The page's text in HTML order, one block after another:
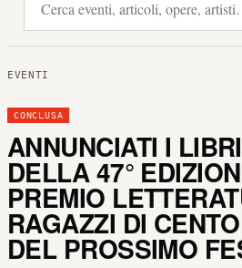
EVENTI
CONCLUSA
ANNUNCIATI I
DELLA 47°
PREMIO
RAGAZZI DI
DEL PROSSIMO